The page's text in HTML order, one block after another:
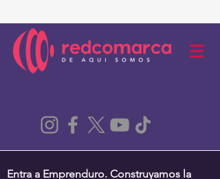
Entra a Emprenduro. Construyamos la